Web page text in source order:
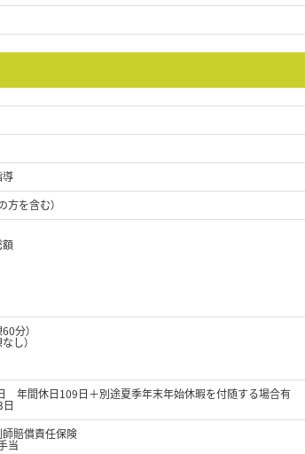
導
方を含む）
額
分）
）
年間休日109日＋別途夏季年末年始休暇を付随する場合有
賠償責任保険
当